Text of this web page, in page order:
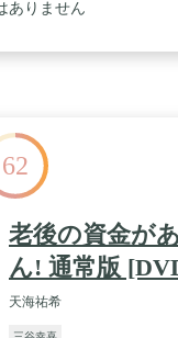
ありません
62
老後の資金が
ん! 通常版
天海祐希